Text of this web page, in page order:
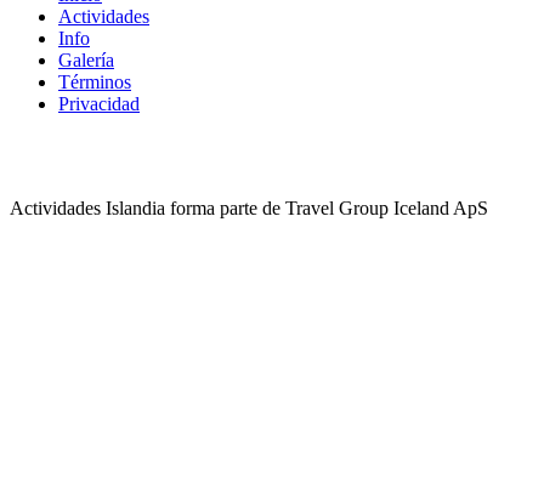
Actividades
Info
Galería
Términos
Privacidad
Actividades Islandia forma parte de Travel Group Iceland ApS